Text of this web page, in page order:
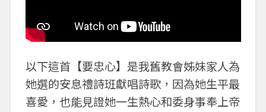
以下這首【要忠心】是我舊教會姊妹家人為
她選的安息禮詩班獻唱詩歌，因為她生平最
喜愛，也能見證她一生熱心和委身事奉上帝